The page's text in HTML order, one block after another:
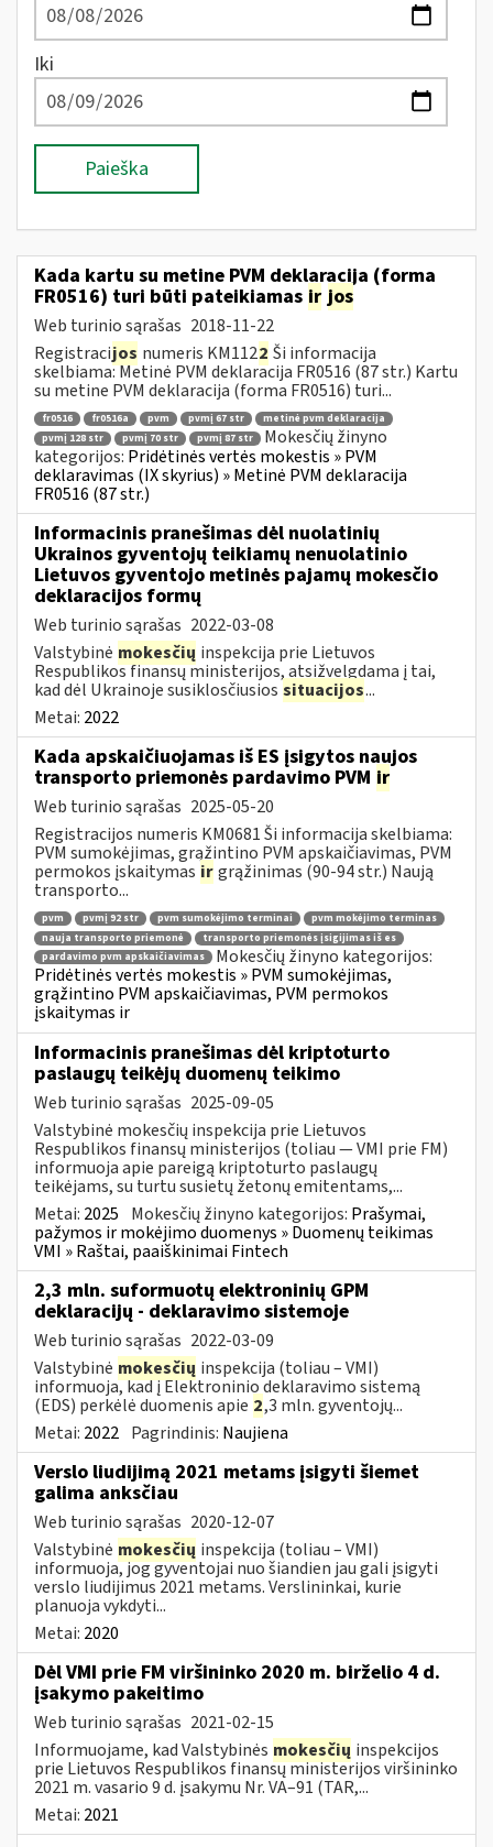
Iki
Paieška
Kada kartu su metine PVM deklaracija (forma
FR0516) turi būti pateikiamas ir jos
Web turinio sąrašas 2018-11-22
Registracijos numeris KM1122 Ši informacija
skelbiama: Metinė PVM deklaracija FR0516 (87 str.) Kartu
su metine PVM deklaracija (forma FR0516) turi...
fr0516 fr0516a pvm pvmį 67 str
metinė pvm deklaracija
pvmį 128 str
pvmį 70 str pvmį 87 str
Mokesčių žinyno
kategorijos: Pridėtinės vertės mokestis » PVM
deklaravimas (IX skyrius) » Metinė PVM deklaracija
FR0516 (87 str.)
Informacinis pranešimas dėl nuolatinių
Ukrainos gyventojų teikiamų nenuolatinio
Lietuvos gyventojo metinės pajamų mokesčio
deklaracijos formų
Web turinio sąrašas 2022-03-08
Valstybinė mokesčių inspekcija prie Lietuvos
Respublikos finansų ministerijos, atsižvelgdama į tai,
kad dėl Ukrainoje susiklosčiusios situacijos...
Metai: 2022
Kada apskaičiuojamas iš ES įsigytos naujos
transporto priemonės pardavimo PVM ir
Web turinio sąrašas 2025-05-20
Registracijos numeris KM0681 Ši informacija skelbiama:
PVM sumokėjimas, grąžintino PVM apskaičiavimas, PVM
permokos įskaitymas irgrąžinimas (90-94 str.) Naują
transporto...
pvm pvmį 92 str pvm sumokėjimo terminai
pvm mokėjimo terminas
nauja transporto priemonė
transporto priemonės įsigijimas iš es
pardavimo pvm apskaičiavimas
Mokesčių žinyno kategorijos:
Pridėtinės vertės mokestis » PVM sumokėjimas,
grąžintino PVM apskaičiavimas, PVM permokos
įskaitymas ir
Informacinis pranešimas dėl kriptoturto
paslaugų teikėjų duomenų teikimo
Web turinio sąrašas 2025-09-05
Valstybinė mokesčių inspekcija prie Lietuvos
Respublikos finansų ministerijos (toliau — VMI prie FM)
informuoja apie pareigą kriptoturto paslaugų
teikėjams, su turtu susietų žetonų emitentams,...
Metai: 2025 Mokesčių žinyno kategorijos: Prašymai,
pažymos ir mokėjimo duomenys » Duomenų teikimas
VMI » Raštai, paaiškinimai Fintech
2,3 mln. suformuotų elektroninių GPM
deklaracijų - deklaravimo sistemoje
Web turinio sąrašas 2022-03-09
Valstybinė mokesčių inspekcija (toliau – VMI)
informuoja, kad į Elektroninio deklaravimo sistemą
(EDS) perkėlė duomenis apie 2,3 mln. gyventojų...
Metai: 2022 Pagrindinis: Naujiena
Verslo liudijimą 2021 metams įsigyti šiemet
galima anksčiau
Web turinio sąrašas 2020-12-07
Valstybinė mokesčių inspekcija (toliau – VMI)
informuoja, jog gyventojai nuo šiandien jau gali įsigyti
verslo liudijimus 2021 metams. Verslininkai, kurie
planuoja vykdyti...
Metai: 2020
Dėl VMI prie FM viršininko 2020 m. birželio 4 d.
įsakymo pakeitimo
Web turinio sąrašas 2021-02-15
Informuojame, kad Valstybinės mokesčių inspekcijos
prie Lietuvos Respublikos finansų ministerijos viršininko
2021 m. vasario 9 d. įsakymu Nr. VA–91 (TAR,...
Metai: 2021